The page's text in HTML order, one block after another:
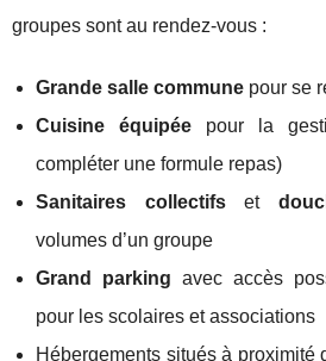
groupes sont au rendez-vous :
Grande salle commune pour se
Cuisine équipéepour la
compléter une formule repas)
Sanitaires collectifset
volumes d’un groupe
Grand parking avec accès
pour les scolaires et associations
Hébergements situés à proximité